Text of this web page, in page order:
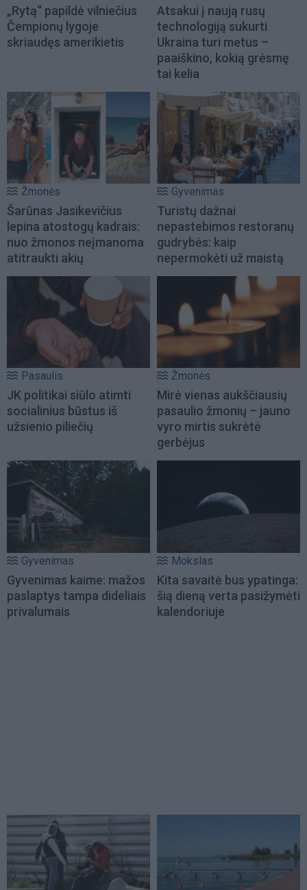
„Rytą“ papildė vilniečius
Čempionų lygoje
skriaudęs amerikietis
Atsakui į naują rusų
technologiją sukurti
Ukraina turi metus –
paaiškino, kokią grėsmę
tai kelia
Žmonės
Šarūnas Jasikevičius
lepina atostogų kadrais:
nuo žmonos neįmanoma
atitraukti akių
Gyvenimas
Turistų dažnai
nepastebimos restoranų
gudrybės: kaip
nepermokėti už maistą
Pasaulis
JK politikai siūlo atimti
socialinius būstus iš
užsienio piliečių
Žmonės
Mirė vienas aukščiausių
pasaulio žmonių – jauno
vyro mirtis sukrėtė
gerbėjus
Gyvenimas
Gyvenimas kaime: mažos
paslaptys tampa dideliais
privalumais
Mokslas
Kita savaitė bus ypatinga:
šią dieną verta pasižymėti
kalendoriuje